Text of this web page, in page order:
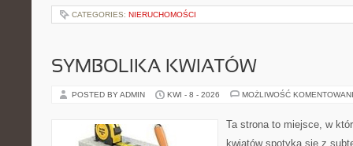
CATEGORIES: NIERUCHOMOŚCI
SYMBOLIKA KWIATÓW
POSTED BY ADMIN KWI - 8 - 2026 MOŻLIWOŚĆ
Ta strona to miejsce, w
kwiatów spotyka się z